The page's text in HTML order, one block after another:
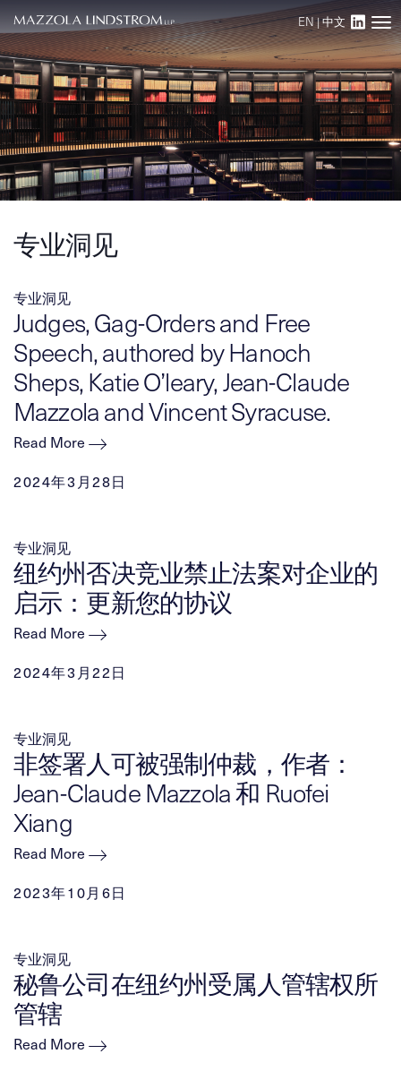
EN|中文
Main Navigation
专业洞见
专业洞见
Judges, Gag-Orders and Free
Speech, authored by Hanoch
Sheps, Katie O’leary, Jean-Claude
Mazzola and Vincent Syracuse.
Read More
2024年3月28日
专业洞见
纽约州否决竞业禁止法案对企业的
启示：更新您的协议
Read More
2024年3月22日
专业洞见
非签署人可被强制仲裁，作者：
Jean-Claude Mazzola 和 Ruofei
Xiang
Read More
2023年10月6日
专业洞见
秘鲁公司在纽约州受属人管辖权所
管辖
Read More